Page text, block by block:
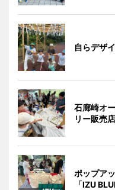
自らデザ
石廊崎オ
リー販売店
ポップア
「IZU